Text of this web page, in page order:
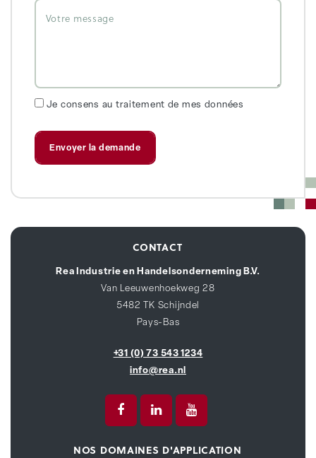
Je consens au traitement de mes données
CONTACT
Rea Industrie en Handelsonderneming B.V.
Van Leeuwenhoekweg 28
5482 TK Schijndel
Pays-Bas
+31 (0) 73 543 1234
info@rea.nl
NOS DOMAINES D'APPLICATION